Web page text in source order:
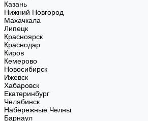
Казань
Нижний Новгород
Махачкала
Липецк
Красноярск
Краснодар
Киров
Кемерово
Новосибирск
Ижевск
Хабаровск
Екатеринбург
Челябинск
Набережные Челны
Барнаул